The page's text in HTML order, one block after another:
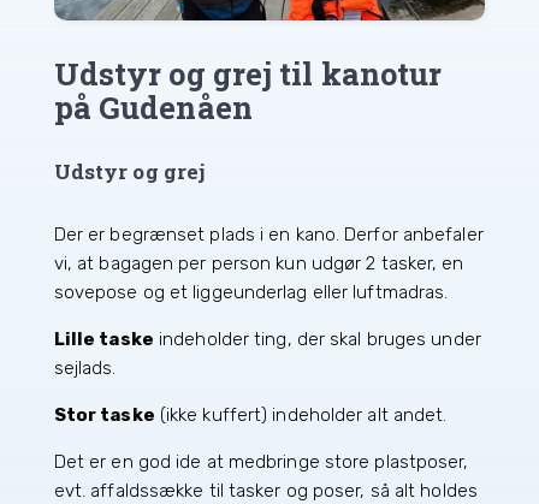
Udstyr og grej til kanotur
på Gudenåen
Udstyr og grej
Der er begrænset plads i en kano. Derfor anbefaler
vi, at bagagen per person kun udgør 2 tasker, en
sovepose og et liggeunderlag eller luftmadras.
Lille taske indeholder ting, der skal bruges under
sejlads.
Stor taske (ikke kuffert) indeholder alt andet.
Det er en god ide at medbringe store plastposer,
evt. affaldssække til tasker og poser, så alt holdes